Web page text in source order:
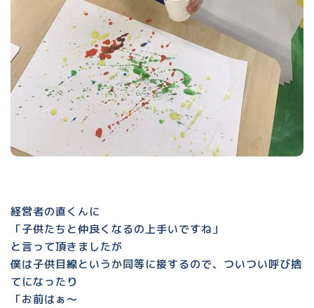
経営者の直くんに
「子供たちと仲良くなるの上手いですね」
と言って頂きましたが
僕は子供目線というか同等に接するので、ついつい呼び捨
てになったり
「お前はぁ〜